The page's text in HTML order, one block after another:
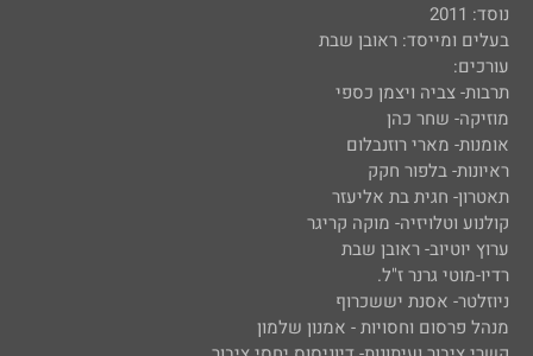
נוסד: 2011
בעלים ומייסד: ראובן שבת
עורכים:
תרבות- צביה ויצמן כספי
מוזיקה- שחר כהן
אומנות- מארי רוזנבלום
ראיונות- בלפור חקק
תאטרון- חגית בת אליעזר
קולנוע וטלויזיה- מוקה קריגר
ערוץ יוטיוב- ראובן שבת
רדיו-מוטי גרנר ז"ל.
ניוזלטר- אסנת יששכרוף
מנהל פרסום וחסויות - אמנון שלמון